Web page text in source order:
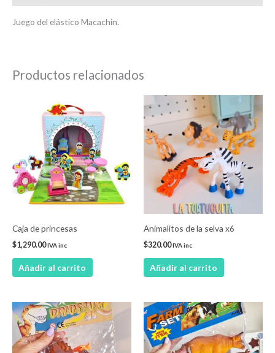
Juego del elástico Macachin.
Productos relacionados
Caja de princesas
$1,290.00IVA inc
Añadir al carrito
Animalitos de la selva x6
$320.00IVA inc
Añadir al carrito